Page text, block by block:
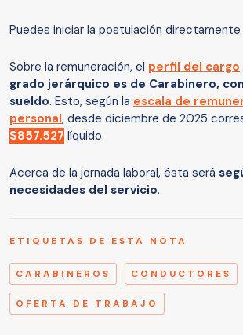
Puedes iniciar la postulación
Sobre la remuneración, el perfil del cargo
grado jerárquico es de Carabinero,
sueldo. Esto, según la escala de
personal, desde diciembre de 2025
$857.527 líquido.
Acerca de la jornada laboral, ésta será
necesidades del servicio.
ETIQUETAS DE ESTA NOTA
CARABINEROS CONDUCTORES
OFERTA DE TRABAJO